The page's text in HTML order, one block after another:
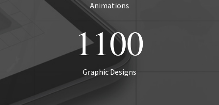
Animations
1100
Graphic Designs